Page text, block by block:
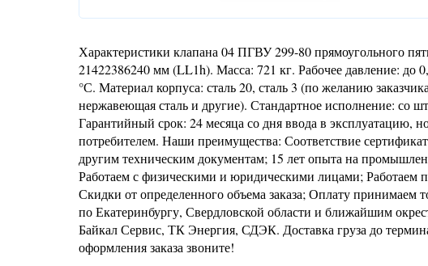
Характеристики клапана 04 ПГВУ 299-80 прямоугольного
21422386240 мм (LL1h). Масса: 721 кг. Рабочее давление:
°С. Материал корпуса: сталь 20, сталь 3 (по желанию
нержавеющая сталь и другие). Стандартное исполнение: со
Гарантийный срок: 24 месяца со дня ввода в эксплуатацию,
потребителем. Наши преимущества: Соответствие
другим техническим документам; 15 лет опыта на
Работаем с физическими и юридическими лицами; Работаем
Скидки от определенного объема заказа; Оплату принимаем
по Екатеринбургу, Свердловской области и ближайшим
Байкал Сервис, ТК Энергия, СДЭК. Доставка груза до
оформления заказа звоните!